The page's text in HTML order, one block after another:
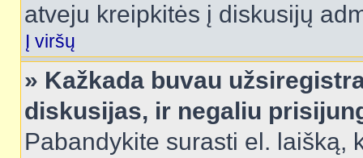
atveju kreipkitės į diskusijų
Į viršų
» Kažkada buvau
diskusijas, ir negaliu
Pabandykite surasti el. laišką,